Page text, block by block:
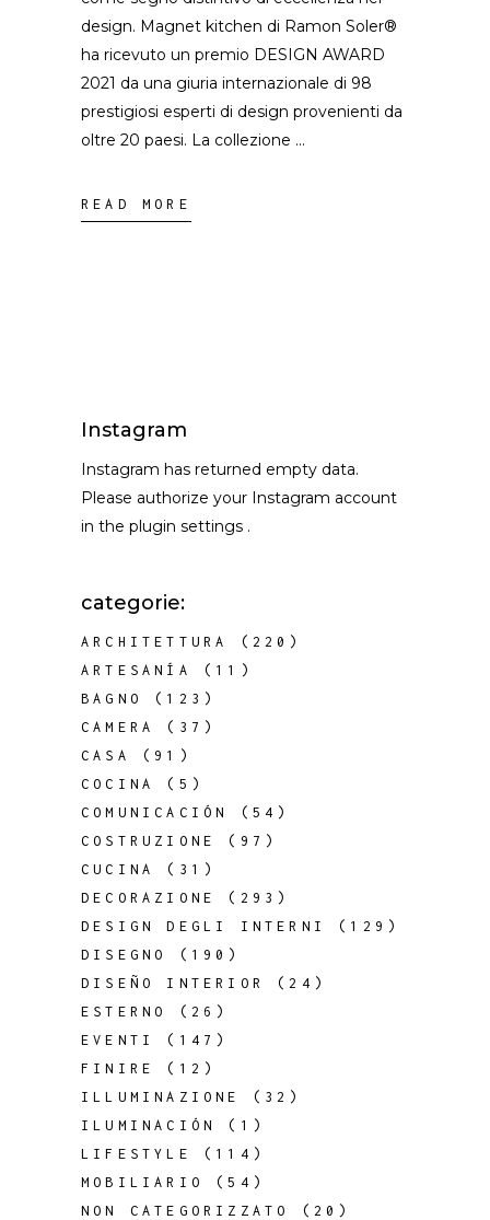
design. Magnet kitchen di Ramon Soler®
ha ricevuto un premio DESIGN AWARD
2021 da una giuria internazionale di 98
prestigiosi esperti di design provenienti da
oltre 20 paesi. La collezione
READ MORE
Instagram
Instagram has returned empty data.
Please authorize your Instagram account
in the plugin settings .
categorie:
ARCHITETTURA
(220)
ARTESANÍA
(11)
BAGNO
(123)
CAMERA
(37)
CASA
(91)
COCINA
(5)
COMUNICACIÓN
(54)
COSTRUZIONE
(97)
CUCINA
(31)
DECORAZIONE
(293)
DESIGN DEGLI INTERNI
(129)
DISEGNO
(190)
DISEÑO INTERIOR
(24)
ESTERNO
(26)
EVENTI
(147)
FINIRE
(12)
ILLUMINAZIONE
(32)
ILUMINACIÓN
(1)
LIFESTYLE
(114)
MOBILIARIO
(54)
NON CATEGORIZZATO
(20)